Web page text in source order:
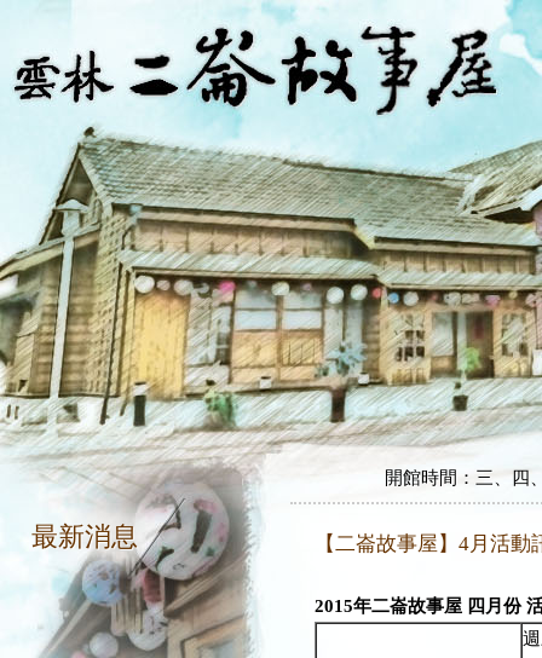
最新消息
開館時間：三、四
開館時間：三、四
【二崙故事屋】4月活動
2015年二崙故事屋 四月份